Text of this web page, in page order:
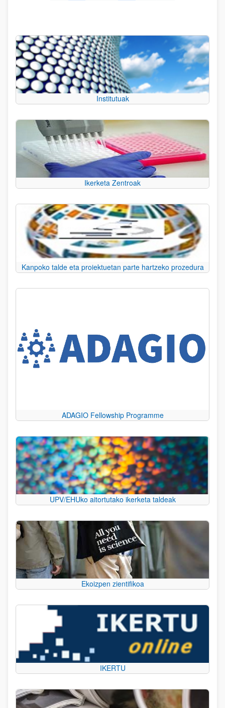
Institutuak
Ikerketa Zentroak
Kanpoko talde eta proiektuetan parte hartzeko prozedura
ADAGIO Fellowship Programme
UPV/EHUko aitortutako ikerketa taldeak
Ekoizpen zientifikoa
IKERTU